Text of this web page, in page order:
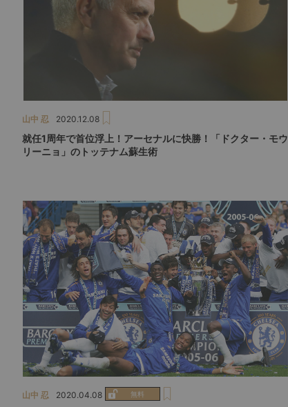
山中 忍 2020.12.08
就任1周年で首位浮上！アーセナルに快勝！「ドクター・モウ
リーニョ」のトッテナム蘇生術
山中 忍 2020.04.08